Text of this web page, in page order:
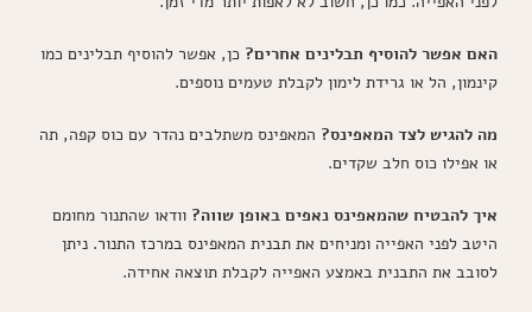
האם אפשר להוסיף תבלינים אחרים? כן, אפשר להוסיף תבלינים כמו
קינמון, הל או גרידת לימון לקבלת טעמים נוספים.
מה להגיש לצד המאפינס? המאפינס משתלבים נהדר עם כוס קפה, תה
או אפילו כוס חלב שקדים.
איך להבטיח שהמאפינס נאפים באופן שווה? וודאו שהתנור מחומם
היטב לפני האפייה ומניחים את תבנית המאפינס במרכז התנור. ניתן
לסובב את התבנית באמצע האפייה לקבלת תוצאה אחידה.